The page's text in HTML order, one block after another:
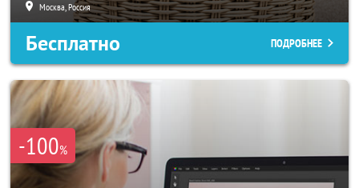
Москва, Россия
Бесплатно ПОДРОБНЕЕ
-100%